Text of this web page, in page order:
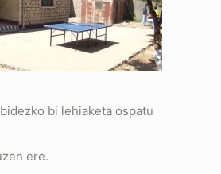
bi lehiaketa ospatu
ere.